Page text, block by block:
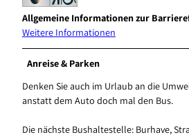
Allgemeine Informationen zur
Weitere Informationen
Anreise & Parken
Denken Sie auch im Urlaub an die
anstatt dem Auto doch mal den Bus.
Die nächste Bushaltestelle: Burhave,